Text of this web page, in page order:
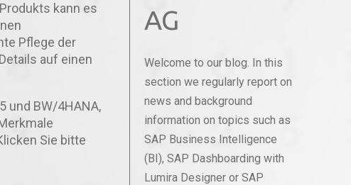
kann es
Pflege der
auf einen
und BW/4HANA,
Sie bitte
AG
Welcome to our blog. In this
section we regularly report on
news and background
information on topics such as
SAP Business Intelligence
(BI), SAP Dashboarding with
Lumira Designer or SAP